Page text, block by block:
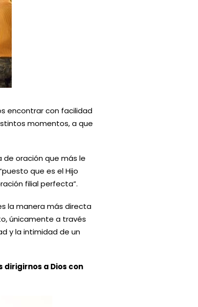
encontrar con facilidad
momentos, a que
de oración que más le
que es el Hijo
filial perfecta”.
la manera más directa
únicamente a través
y la intimidad de un
dirigirnos a Dios con